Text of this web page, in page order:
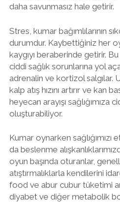
daha savunmasız hale getirir.
Stres, kumar bağımlılarının
durumdur. Kaybettiğiniz her
kaygıyı beraberinde getirir.
ciddi sağlık sorunlarına yol
adrenalin ve kortizol salgılar.
kalp atış hızını artırır ve kan
heyecan arayışı sağlığımıza
oluşturabiliyor.
Kumar oynarken sağlığımızı
da beslenme
oyun başında oturanlar,
atıştırmalıklarla kendilerini
food ve abur cubur tüketimi
diyabet ve diğer metabolik